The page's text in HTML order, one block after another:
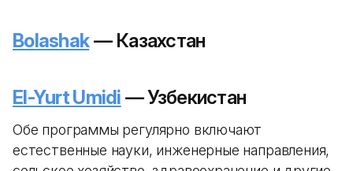
Bolashak— Казахстан
El-Yurt Umidi — Узбекистан
Обе программы регулярно включают
естественные науки, инженерные направления,